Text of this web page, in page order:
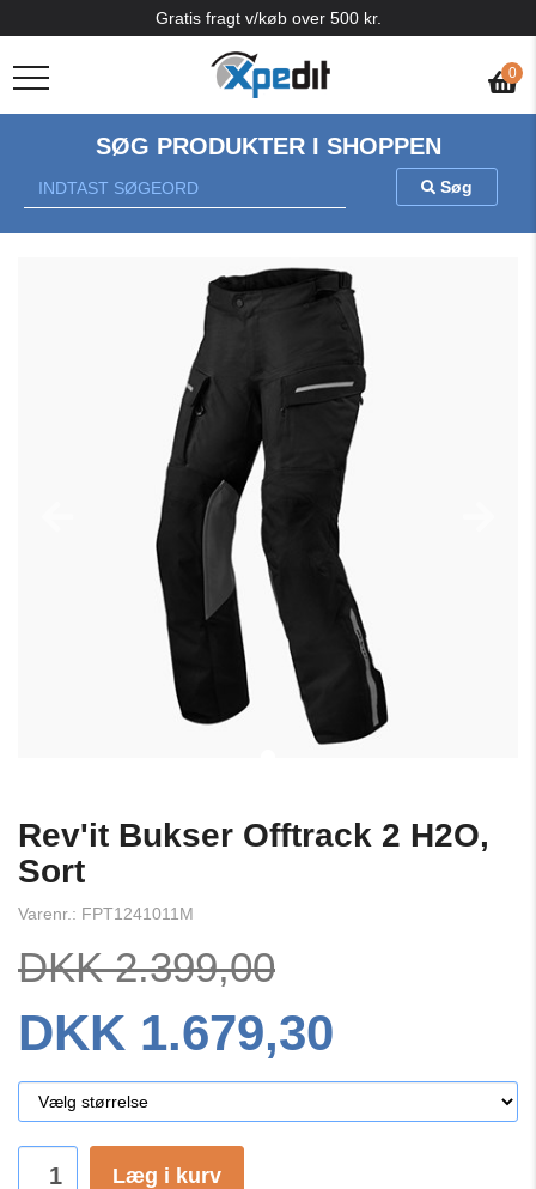
0
Gratis fragt v/køb over 500 kr.
SØG PRODUKTER I SHOPPEN
Søg
Rev'it Bukser Offtrack 2 H2O,
Sort
Varenr.: FPT1241011M
DKK 2.399,00
DKK 1.679,30
Læg i kurv